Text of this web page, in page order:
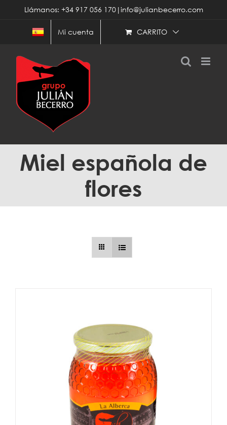
contenido
Llámanos: +34 917 056 170|info@julianbecerro.com
Mi cuenta CARRITO
Miel española de
flores
AÑADIR AL CARRITO / DETALLES